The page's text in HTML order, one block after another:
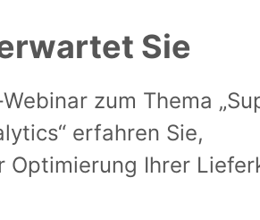
Sie
Webinarzum Thema
erfahren Sie,
Optimierung Ihrer